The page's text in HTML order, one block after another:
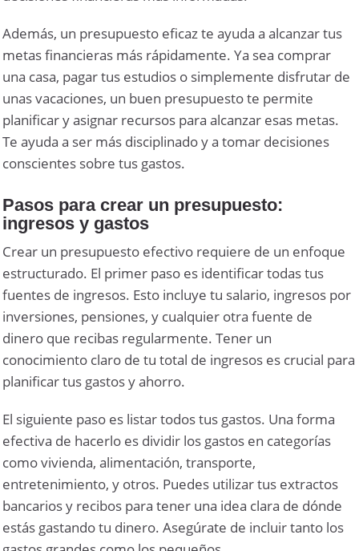
Además, un presupuesto eficaz te ayuda a alcanzar tus
metas financieras más rápidamente. Ya sea comprar
una casa, pagar tus estudios o simplemente disfrutar de
unas vacaciones, un buen presupuesto te permite
planificar y asignar recursos para alcanzar esas metas.
Te ayuda a ser más disciplinado y a tomar decisiones
conscientes sobre tus gastos.
Pasos para crear un presupuesto:
ingresos y gastos
Crear un presupuesto efectivo requiere de un enfoque
estructurado. El primer paso es identificar todas tus
fuentes de ingresos. Esto incluye tu salario, ingresos por
inversiones, pensiones, y cualquier otra fuente de
dinero que recibas regularmente. Tener un
conocimiento claro de tu total de ingresos es crucial para
planificar tus gastos y ahorro.
El siguiente paso es listar todos tus gastos. Una forma
efectiva de hacerlo es dividir los gastos en categorías
como vivienda, alimentación, transporte,
entretenimiento, y otros. Puedes utilizar tus extractos
bancarios y recibos para tener una idea clara de dónde
estás gastando tu dinero. Asegúrate de incluir tanto los